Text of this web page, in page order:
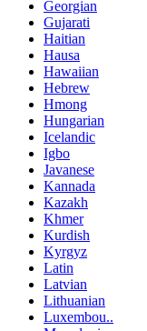
Georgian
Gujarati
Haitian
Hausa
Hawaiian
Hebrew
Hmong
Hungarian
Icelandic
Igbo
Javanese
Kannada
Kazakh
Khmer
Kurdish
Kyrgyz
Latin
Latvian
Lithuanian
Luxembou..